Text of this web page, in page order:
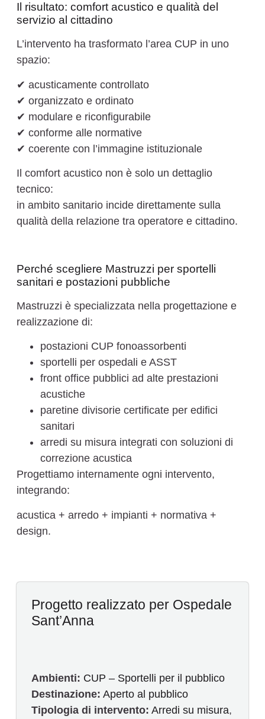
Il risultato: comfort acustico e qualità del
servizio al cittadino
L’intervento ha trasformato l’area CUP in uno
spazio:
✔ acusticamente controllato
✔ organizzato e ordinato
✔ modulare e riconfigurabile
✔ conforme alle normative
✔ coerente con l’immagine istituzionale
Il comfort acustico non è solo un dettaglio
tecnico:
in ambito sanitario incide direttamente sulla
qualità della relazione tra operatore e cittadino.
Perché scegliere Mastruzzi per sportelli
sanitari e postazioni pubbliche
Mastruzzi è specializzata nella progettazione e
realizzazione di:
postazioni CUP fonoassorbenti
sportelli per ospedali e ASST
front office pubblici ad alte prestazioni
acustiche
paretine divisorie certificate per edifici
sanitari
arredi su misura integrati con soluzioni di
correzione acustica
Progettiamo internamente ogni intervento,
integrando:
acustica + arredo + impianti + normativa +
design.
Progetto realizzato per Ospedale
Sant’Anna
Ambienti: CUP – Sportelli per il pubblico
Destinazione: Aperto al pubblico
Tipologia di intervento: Arredi su misura,